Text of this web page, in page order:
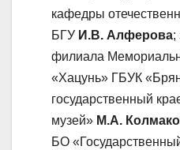
кафедры
БГУ И.В. Алферова;
филиала
«Хацунь» ГБУК
государственный
музей» М.А.
БО